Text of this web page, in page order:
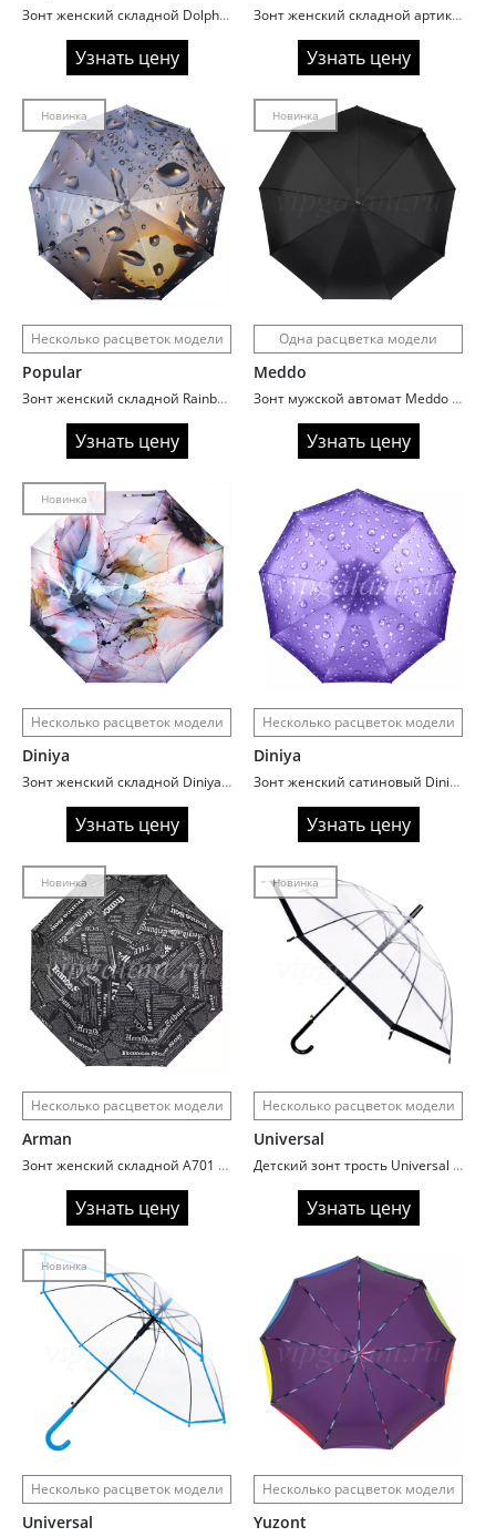
Зонт женский складной Dolphin 711 Однотонный
Узнать цену
Зонт женский складной артикул 812 Макро цветы
Узнать цену
Новинка
Несколько расцветок модели
Popular
Зонт женский складной Rainbrella 3004 Drops
Узнать цену
Новинка
Одна расцветка модели
Meddo
Зонт мужской автомат Meddo 935 черный
Узнать цену
Новинка
Несколько расцветок модели
Diniya
Зонт женский складной Diniya 142 Абстракция
Узнать цену
Несколько расцветок модели
Diniya
Зонт женский сатиновый Diniya 105 Drops 3D
Узнать цену
Новинка
Несколько расцветок модели
Arman
Зонт женский складной A701 Газетный принт
Узнать цену
Новинка
Несколько расцветок модели
Universal
Детский зонт трость Universal UN18 автоматический
Узнать цену
Новинка
Несколько расцветок модели
Universal
Несколько расцветок модели
Yuzont